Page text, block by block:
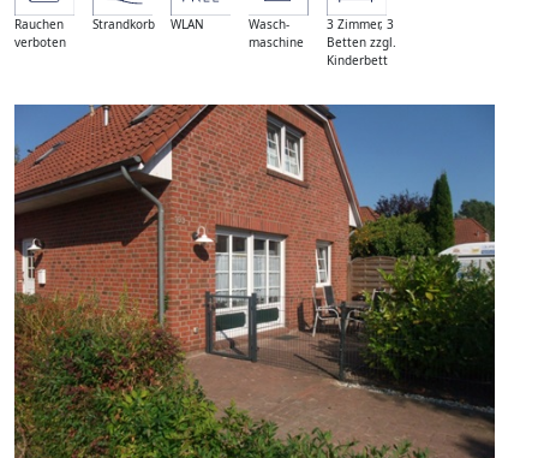
Rauchen
verboten
Strandkorb WLAN
Wasch-
maschine
3 Zimmer, 3
Betten zzgl.
Kinderbett